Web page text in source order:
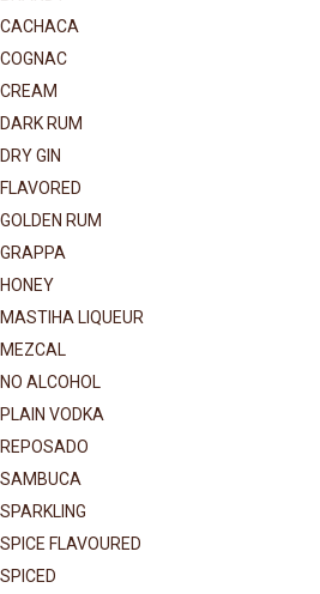
CACHACA
COGNAC
CREAM
DARK RUM
DRY GIN
FLAVORED
GOLDEN RUM
GRAPPA
HONEY
MASTIHA LIQUEUR
MEZCAL
NO ALCOHOL
PLAIN VODKA
REPOSADO
SAMBUCA
SPARKLING
SPICE FLAVOURED
SPICED